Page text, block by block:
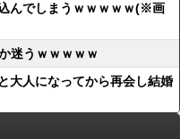
んでしまうｗｗｗｗｗ(※画
迷うｗｗｗｗｗ
大人になってから再会し結婚